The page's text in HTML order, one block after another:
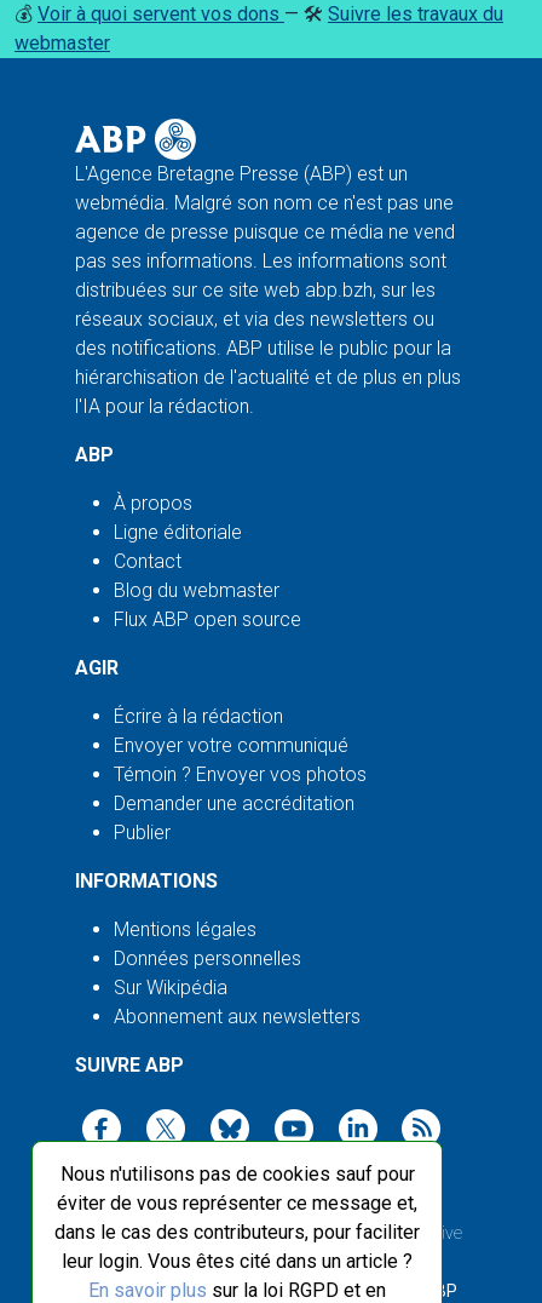
Nous n'utilisons pas de cookies sauf pour
éviter de vous représenter ce message et,
dans le cas des contributeurs, pour faciliter
leur login. Vous êtes cité dans un article ?
En savoir plus sur la loi RGPD et en
💰 Voir à quoi servent vos dons — 🛠️ Suivre les travaux du
webmaster
L'Agence Bretagne Presse (ABP) est un
webmédia. Malgré son nom ce n'est pas une
agence de presse puisque ce média ne vend
pas ses informations. Les informations sont
distribuées sur ce site web abp.bzh, sur les
réseaux sociaux, et via des newsletters ou
des notifications. ABP utilise le public pour la
hiérarchisation de l'actualité et de plus en plus
l'IA pour la rédaction.
ABP
À propos
Ligne éditoriale
Contact
Blog du webmaster
Flux ABP open source
AGIR
Écrire à la rédaction
Envoyer votre communiqué
Témoin ? Envoyer vos photos
Demander une accréditation
Publier
INFORMATIONS
Mentions légales
Données personnelles
Sur Wikipédia
Abonnement aux newsletters
SUIVRE ABP
2003-2026 ©Agence Bretagne Presse, sauf Creative
Commons
Front-end design :Breizhek Studio , Back-end : ABP